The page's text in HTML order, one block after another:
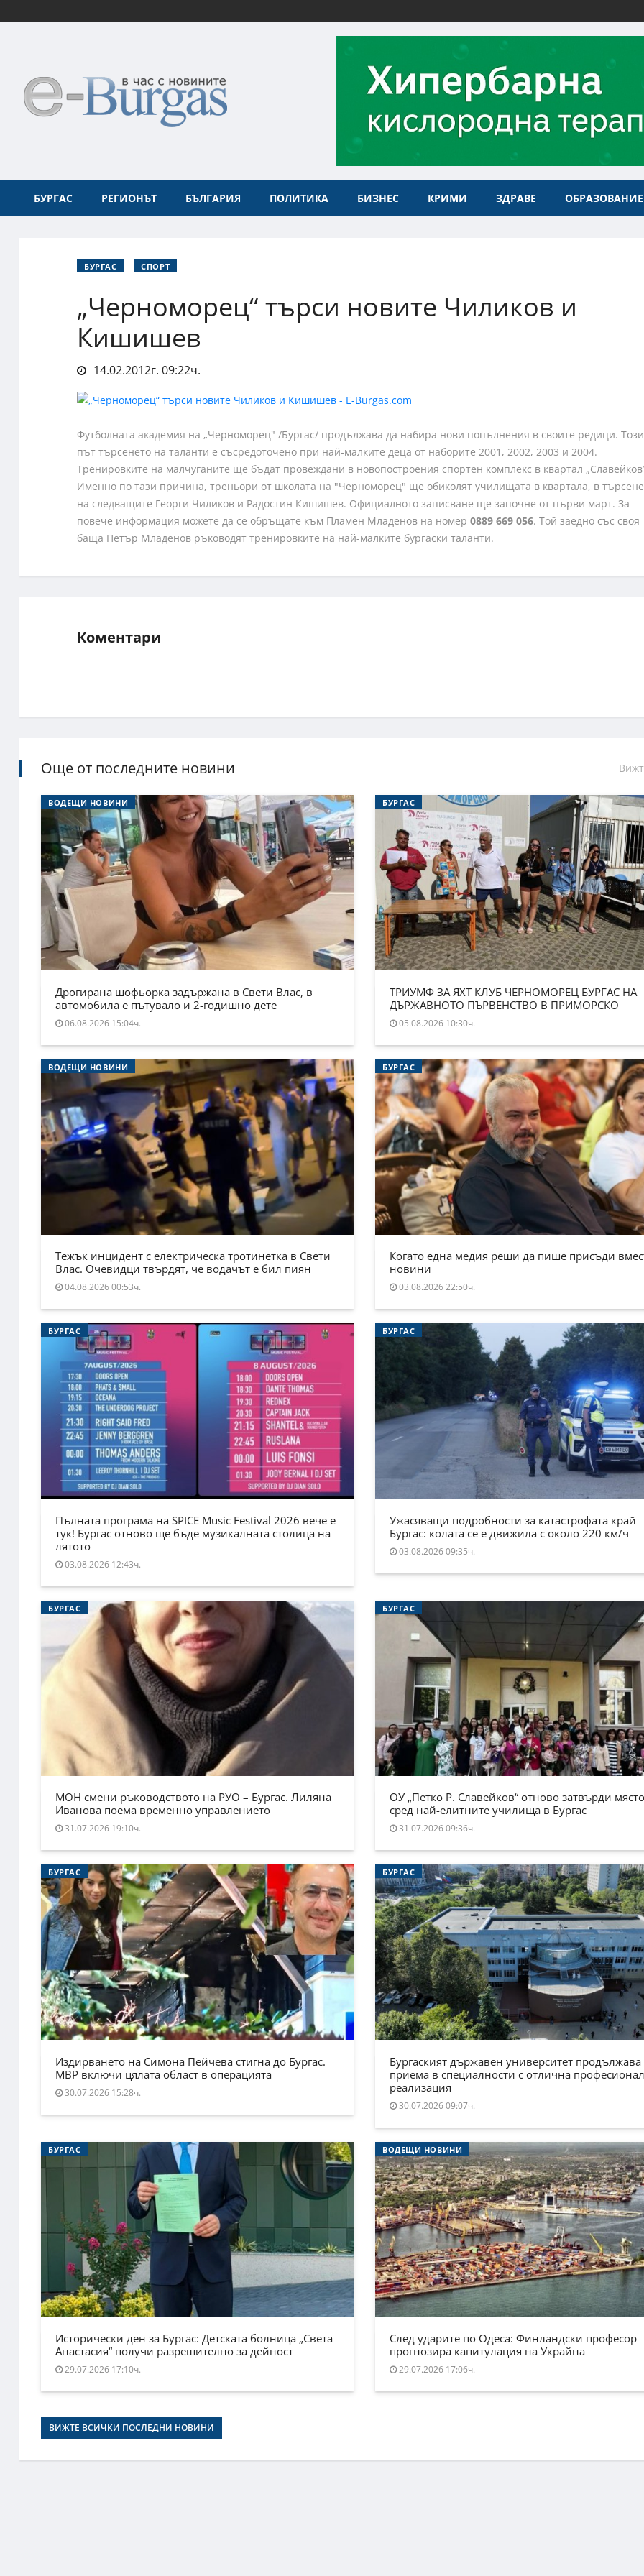
БУРГАС РЕГИОНЪТ БЪЛГАРИЯ ПОЛИТИКА БИЗНЕС КРИМИ ЗДРАВЕ ОБРАЗОВАНИЕ
БУРГАС СПОРТ
„Черноморец“ търси новите Чиликов и
Кишишев
14.02.2012г. 09:22ч.
Футболната академия на „Черноморец" /Бургас/ продължава да набира нови попълнения в своите редици. Този
път търсенето на таланти е съсредоточено при най-малките деца от наборите 2001, 2002, 2003 и 2004.
Тренировките на малчуганите ще бъдат провеждани в новопостроения спортен комплекс в квартал
Именно по тази причина, треньори от школата на "Черноморец" ще обиколят училищата в квартала, в търсене
на следващите Георги Чиликов и Радостин Кишишев. Официалното записване ще започне от първи март. За
повече информация можете да се обръщате към Пламен Младенов на номер 0889 669 056. Той заедно със своя
баща Петър Младенов ръководят тренировките на най-малките бургаски таланти.
Коментари
Още от последните новини
ВОДЕЩИ НОВИНИ
Дрогирана шофьорка задържана в Свети Влас, в
автомобила е пътувало и 2-годишно дете
06.08.2026 15:04ч.
БУРГАС
ТРИУМФ ЗА ЯХТ КЛУБ ЧЕРНОМОРЕЦ БУРГАС НА
ДЪРЖАВНОТО ПЪРВЕНСТВО В ПРИМОРСКО
05.08.2026 10:30ч.
ВОДЕЩИ НОВИНИ
Тежък инцидент с електрическа тротинетка в Свети
Влас. Очевидци твърдят, че водачът е бил пиян
04.08.2026 00:53ч.
БУРГАС
Когато една медия реши да пише присъди
новини
03.08.2026 22:50ч.
БУРГАС
Пълната програма на SPICE Music Festival 2026 вече е
тук! Бургас отново ще бъде музикалната столица на
лятото
03.08.2026 12:43ч.
БУРГАС
Ужасяващи подробности за катастрофата край
Бургас: колата се е движила с около 220 км/ч
03.08.2026 09:35ч.
БУРГАС
МОН смени ръководството на РУО – Бургас. Лиляна
Иванова поема временно управлението
31.07.2026 19:10ч.
БУРГАС
ОУ „Петко Р. Славейков“ отново затвърди
сред най-елитните училища в Бургас
31.07.2026 09:36ч.
БУРГАС
Издирването на Симона Пейчева стигна до Бургас.
МВР включи цялата област в операцията
30.07.2026 15:28ч.
БУРГАС
Бургаският държавен университет продължава
приема в специалности с отлична
реализация
30.07.2026 09:07ч.
БУРГАС
Исторически ден за Бургас: Детската болница „Света
Анастасия“ получи разрешително за дейност
29.07.2026 17:10ч.
ВОДЕЩИ НОВИНИ
След ударите по Одеса: Финландски професор
прогнозира капитулация на Украйна
29.07.2026 17:06ч.
ВИЖТЕ ВСИЧКИ ПОСЛЕДНИ НОВИНИ